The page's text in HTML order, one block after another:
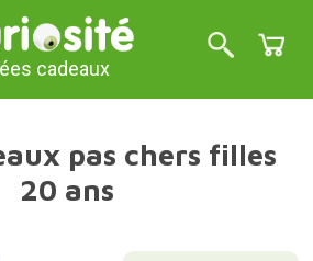
cadeaux
pas chers filles
20 ans